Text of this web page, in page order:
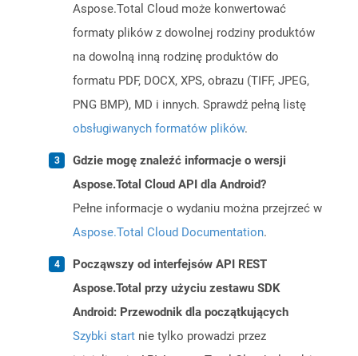
Aspose.Total Cloud może konwertować
formaty plików z dowolnej rodziny produktów
na dowolną inną rodzinę produktów do
formatu PDF, DOCX, XPS, obrazu (TIFF, JPEG,
PNG BMP), MD i innych. Sprawdź pełną listę
obsługiwanych formatów plików.
Gdzie mogę znaleźć informacje o wersji
Aspose.Total Cloud API dla Android?
Pełne informacje o wydaniu można przejrzeć w
Aspose.Total Cloud Documentation.
Począwszy od interfejsów API REST
Aspose.Total przy użyciu zestawu SDK
Android: Przewodnik dla początkujących
Szybki start nie tylko prowadzi przez